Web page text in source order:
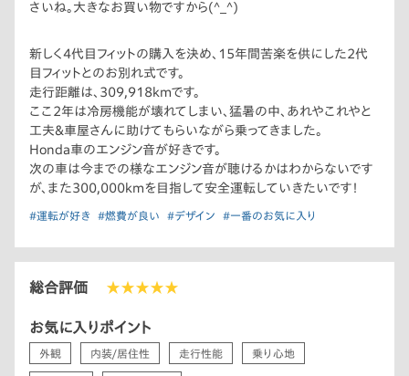
さいね。大きなお買い物ですから(^_^)
新しく4代目フィットの購入を決め、15年間苦楽を供にした2代
目フィットとのお別れ式です。
走行距離は、309,918kmです。
ここ2年は冷房機能が壊れてしまい、猛暑の中、あれやこれやと
工夫＆車屋さんに助けてもらいながら乗ってきました。
Honda車のエンジン音が好きです。
次の車は今までの様なエンジン音が聴けるかはわからないです
が、また300,000kmを目指して安全運転していきたいです！
#運転が好き #燃費が良い #デザイン #一番のお気に入り
総合評価 ★★★★★
お気に入りポイント
外観 内装/居住性 走行性能 乗り心地